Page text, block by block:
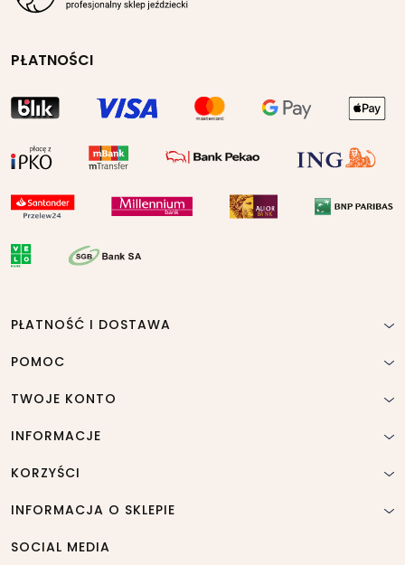
PŁATNOŚCI
PŁATNOŚĆ I DOSTAWA
POMOC
TWOJE KONTO
INFORMACJE
KORZYŚCI
INFORMACJA O SKLEPIE
SOCIAL MEDIA